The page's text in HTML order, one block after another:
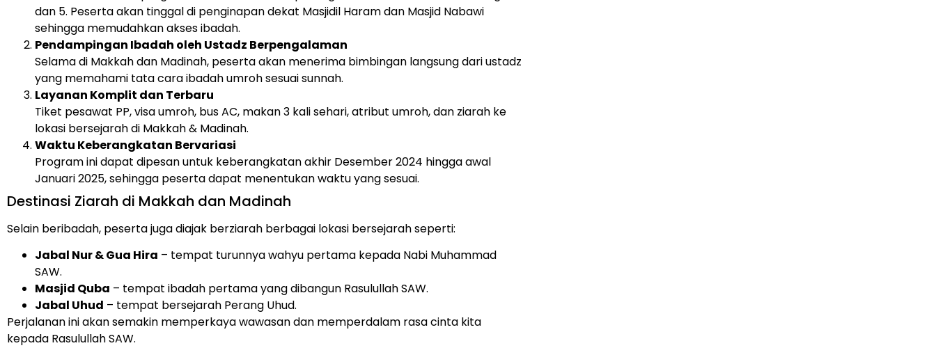
dan 5. Peserta akan tinggal di penginapan dekat Masjidil Haram dan Masjid Nabawi
sehingga memudahkan akses ibadah.
Pendampingan Ibadah oleh Ustadz Berpengalaman
Selama di Makkah dan Madinah, peserta akan menerima bimbingan langsung dari ustadz
yang memahami tata cara ibadah umroh sesuai sunnah.
Layanan Komplit dan Terbaru
Tiket pesawat PP, visa umroh, bus AC, makan 3 kali sehari, atribut umroh, dan ziarah ke
lokasi bersejarah di Makkah & Madinah.
Waktu Keberangkatan Bervariasi
Program ini dapat dipesan untuk keberangkatan akhir Desember 2024 hingga awal
Januari 2025, sehingga peserta dapat menentukan waktu yang sesuai.
Destinasi Ziarah di Makkah dan Madinah
Selain beribadah, peserta juga diajak berziarah berbagai lokasi bersejarah seperti:
Jabal Nur & Gua Hira – tempat turunnya wahyu pertama kepada Nabi Muhammad
SAW.
Masjid Quba – tempat ibadah pertama yang dibangun Rasulullah SAW.
Jabal Uhud – tempat bersejarah Perang Uhud.
Perjalanan ini akan semakin memperkaya wawasan dan memperdalam rasa cinta kita
kepada Rasulullah SAW.